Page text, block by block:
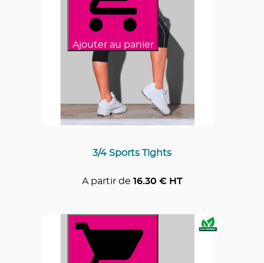
Ajouter au panier
3/4 Sports Tights
A partir de 16.30 € HT